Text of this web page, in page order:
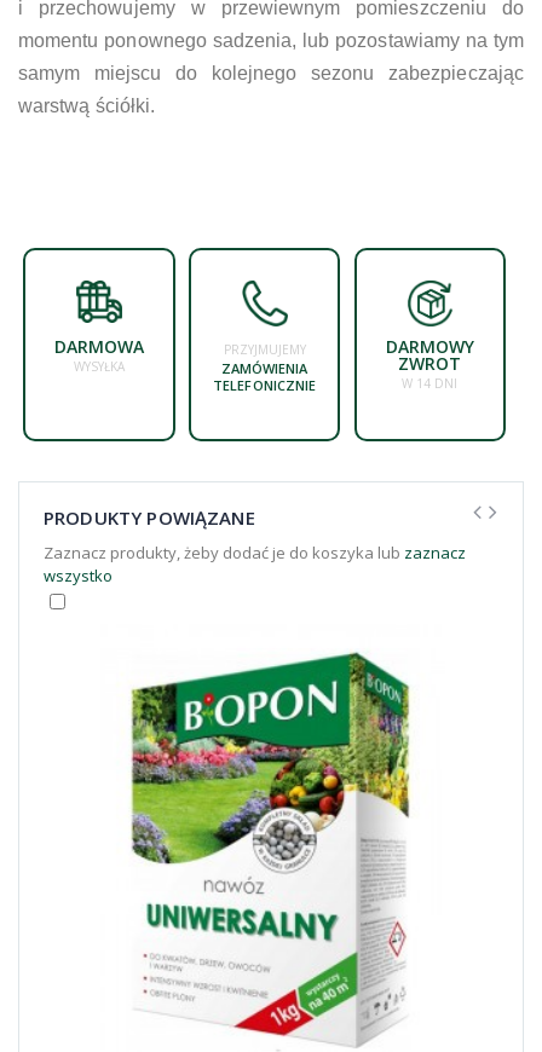
i przechowujemy w przewiewnym pomieszczeniu do
momentu ponownego sadzenia, lub pozostawiamy na tym
samym miejscu do kolejnego sezonu zabezpieczając
warstwą ściółki.
DARMOWA
WYSYŁKA
PRZYJMUJEMY
ZAMÓWIENIA
TELEFONICZNIE
DARMOWY
ZWROT
W 14 DNI
PRODUKTY POWIĄZANE
Zaznacz produkty, żeby dodać je do koszyka lub zaznacz
wszystko